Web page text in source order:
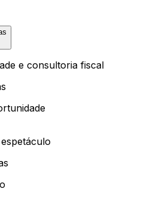
e consultoria fiscal